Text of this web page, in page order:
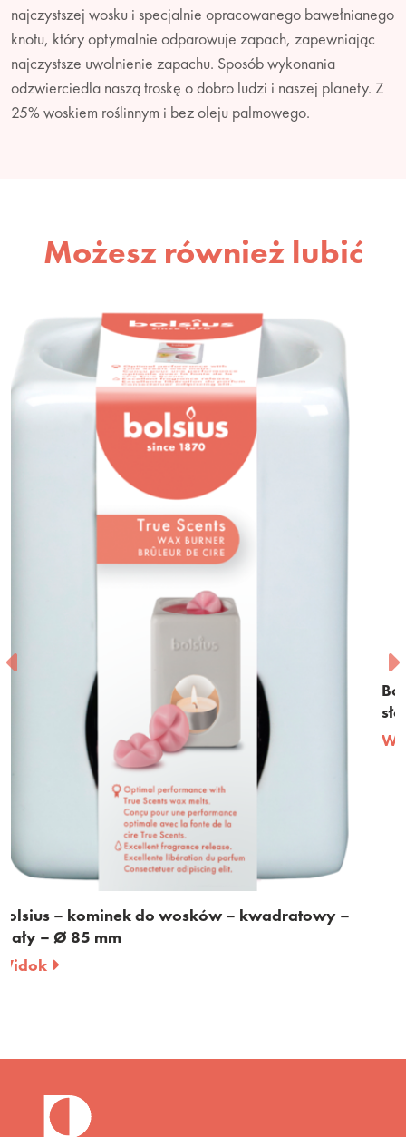
najczystszej wosku i specjalnie opracowanego bawełnianego
knotu, który optymalnie odparowuje zapach, zapewniając
najczystsze uwolnienie zapachu. Sposób wykonania
odzwierciedla naszą troskę o dobro ludzi i naszej planety. Z
25% woskiem roślinnym i bez oleju palmowego.
Możesz również lubić
–
Bolsius – woski zapachowe – Vanilla – kość
słoniowa – opakowanie 6 szt.
Widok